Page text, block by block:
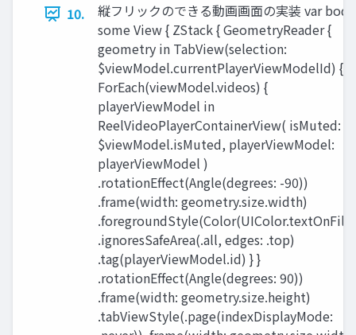
10.
縦フリックのできる動画画面の実装 var
some View { ZStack { GeometryReader {
geometry in TabView(selection:
$viewModel.currentPlayerViewModelId) {
ForEach(viewModel.videos) {
playerViewModel in
ReelVideoPlayerContainerView( isMuted:
$viewModel.isMuted, playerViewModel:
playerViewModel )
.rotationEffect(Angle(degrees: -90))
.frame(width: geometry.size.width)
.ignoresSafeArea(.all, edges: .top)
.tag(playerViewModel.id) } }
.rotationEffect(Angle(degrees: 90))
.frame(width: geometry.size.height)
.tabViewStyle(.page(indexDisplayMode: